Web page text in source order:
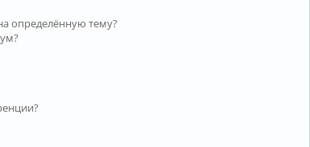
определённую тему?